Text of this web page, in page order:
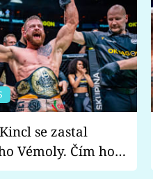
Vémoly. Čím ho